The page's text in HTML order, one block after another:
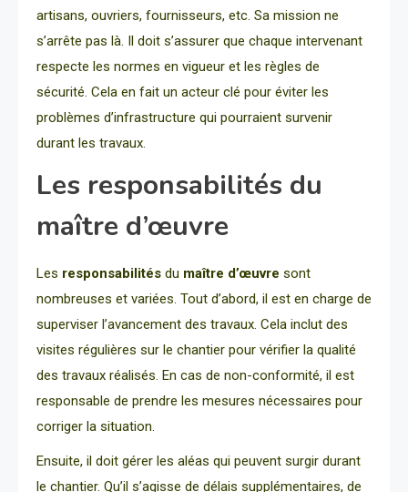
artisans, ouvriers, fournisseurs, etc. Sa mission ne
s’arrête pas là. Il doit s’assurer que chaque intervenant
respecte les normes en vigueur et les règles de
sécurité. Cela en fait un acteur clé pour éviter les
problèmes d’infrastructure qui pourraient survenir
durant les travaux.
Les responsabilités du
maître d’œuvre
Les responsabilités du maître d’œuvre sont
nombreuses et variées. Tout d’abord, il est en charge de
superviser l’avancement des travaux. Cela inclut des
visites régulières sur le chantier pour vérifier la qualité
des travaux réalisés. En cas de non-conformité, il est
responsable de prendre les mesures nécessaires pour
corriger la situation.
Ensuite, il doit gérer les aléas qui peuvent surgir durant
le chantier. Qu’il s’agisse de délais supplémentaires, de